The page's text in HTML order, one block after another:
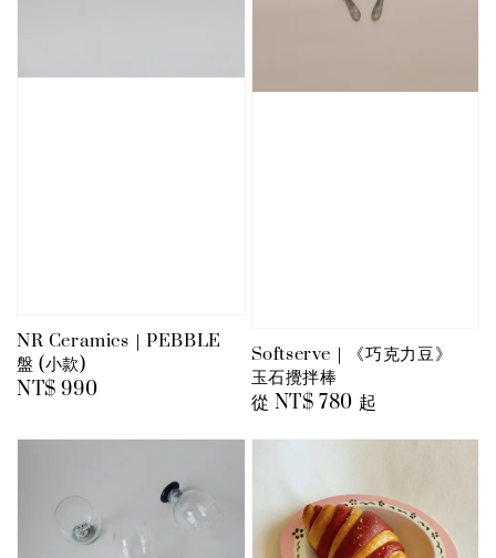
NR Ceramics｜PEBBLE
盤 (小款)
Regular
NT$ 990
Softserve｜《巧克力豆》
玉石攪拌棒
Regular
從 NT$ 780 起